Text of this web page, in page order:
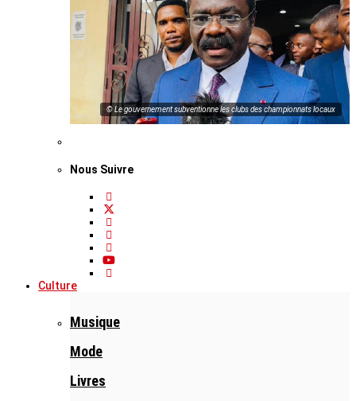
© Le gouvernement subventionne les clubs des championnats locaux
Nous Suivre
Culture
Musique
Mode
Livres